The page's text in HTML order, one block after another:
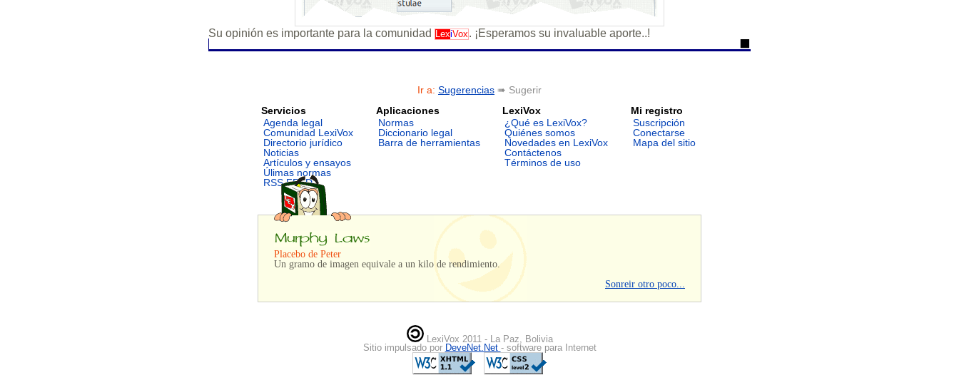
Su opinión es importante para la comunidad LexiVox . ¡Esperamos su invaluable aporte..!
Ir a: Sugerencias ➠ Sugerir
Servicios
Agenda legal
Comunidad LexiVox
Directorio jurídico
Noticias
Artículos y ensayos
Úlimas normas
RSS FEED
Aplicaciones
Normas
Diccionario legal
Barra de herramientas
LexiVox
¿Qué es LexiVox?
Quiénes somos
Novedades en LexiVox
Contáctenos
Términos de uso
Mi registro
Suscripción
Conectarse
Mapa del sitio
Placebo de Peter
Un gramo de imagen equivale a un kilo de rendimiento.
Sonreir otro poco...
LexiVox 2011 - La Paz, Bolivia
Sitio impulsado por DeveNet.Net - software para Internet